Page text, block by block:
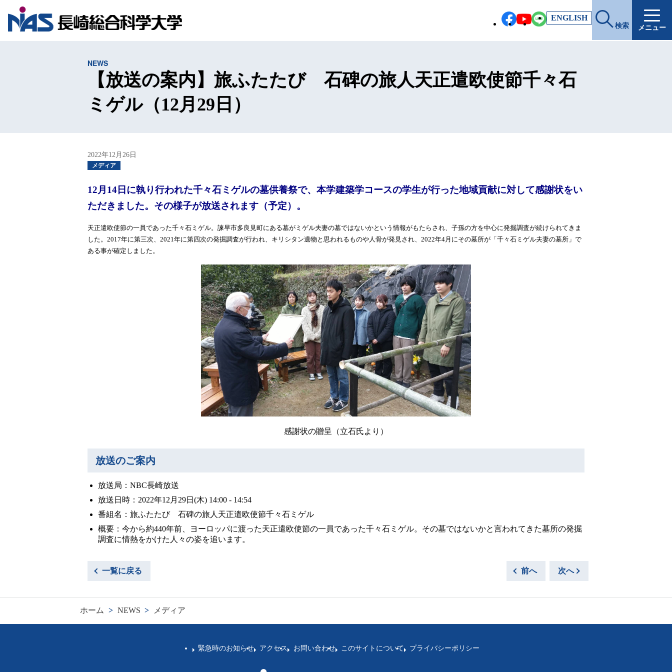
ENGLISH
検索 メニュー
NEWS
【放送の案内】旅ふたたび 石碑の旅人天正遣欧使節千々石
ミゲル（12月29日）
2022年12月26日
メディア
12月14日に執り行われた千々石ミゲルの墓供養祭で、本学建築学コースの学生が行った地域貢献に対して感謝状をい
ただきました。その様子が放送されます（予定）。
天正遣欧使節の一員であった千々石ミゲル。諫早市多良見町にある墓がミゲル夫妻の墓ではないかという情報がもたらされ、子孫の方を中心に発掘調査が続けられてきま
した。2017年に第三次、2021年に第四次の発掘調査が行われ、キリシタン遺物と思われるものや人骨が発見され、2022年4月にその墓所が「千々石ミゲル夫妻の墓所」で
ある事が確定しました。
感謝状の贈呈（立石氏より）
放送のご案内
放送局：NBC長崎放送
放送日時：2022年12月29日(木) 14:00 - 14:54
番組名：旅ふたたび 石碑の旅人天正遣欧使節千々石ミゲル
概要：今から約440年前、ヨーロッパに渡った天正遣欧使節の一員であった千々石ミゲル。その墓ではないかと言われてきた墓所の発掘
調査に情熱をかけた人々の姿を追います。
前へ 次へ
一覧に戻る
ホーム > NEWS > メディア
緊急時のお知らせ アクセス お問い合わせ このサイトについて プライバシーポリシー